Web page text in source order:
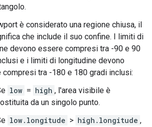
è considerato una regione chiusa, il
che include il suo confine. I limiti di
devono essere compresi tra -90 e 90
e i limiti di longitudine devono
compresi tra -180 e 180 gradi inclusi:
low = high , l'area visibile è
da un singolo punto.
low.longitude > high.longitude ,